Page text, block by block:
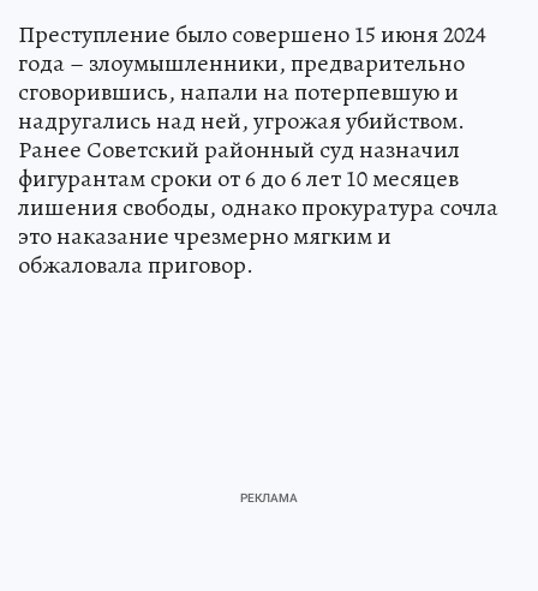
Преступление было совершено 15 июня 2024
года – злоумышленники, предварительно
сговорившись, напали на потерпевшую и
надругались над ней, угрожая убийством.
Ранее Советский районный суд назначил
фигурантам сроки от 6 до 6 лет 10 месяцев
лишения свободы, однако прокуратура сочла
это наказание чрезмерно мягким и
обжаловала приговор.